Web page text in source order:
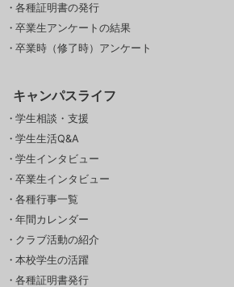
各種証明書の発行
卒業生アンケートの結果
卒業時（修了時）アンケート
キャンパスライフ
学生相談・支援
学生生活Q&A
学生インタビュー
卒業生インタビュー
各種行事一覧
年間カレンダー
クラブ活動の紹介
本校学生の活躍
各種証明書発行